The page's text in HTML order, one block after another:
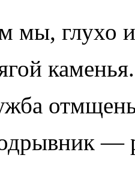
мы, глухо
каменья.
—